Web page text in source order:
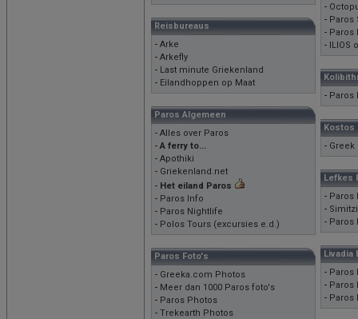
Reisbureaus
- Arke
- Arkefly
- Last minute Griekenland
- Eilandhoppen op Maat
Paros Algemeen
- Alles over Paros
- A ferry to...
- Apothiki
- Griekenland.net
- Het eiland Paros
- Paros Info
- Paros Nightlife
- Polos Tours (excursies e.d.)
Paros Foto's
- Greeka.com Photos
- Meer dan 1000 Paros foto's
- Paros Photos
- Trekearth Photos
-
- Paros
- Paros
- ILIOS
- Paros
Kostos
- Greek
Lefkes
- Paros
-
- Paros
Livadia
- Paros
- Paros
- Paros